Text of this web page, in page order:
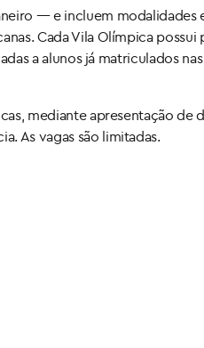
— e incluem modalidades
Cada Vila Olímpica possui
a alunos já matriculados
mediante apresentação de
As vagas são limitadas.